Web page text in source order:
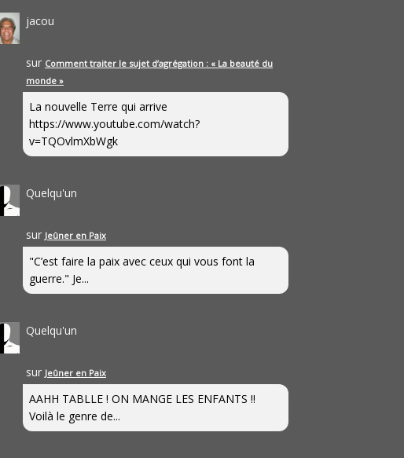
jacou
sur Comment traiter le sujet d’agrégation : « La beauté du
monde »
La nouvelle Terre qui arrive
https://www.youtube.com/watch?
v=TQOvlmXbWgk
Quelqu'un
sur Jeûner en Paix
"C’est faire la paix avec ceux qui vous font la
guerre." Je...
Quelqu'un
sur Jeûner en Paix
AAHH TABLLE ! ON MANGE LES ENFANTS !!
Voilà le genre de...